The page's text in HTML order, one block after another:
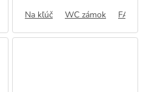
WC zámok FAB
Na kľúč WC zámok FAB